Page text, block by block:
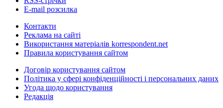
E-mail розсилка
Контакти
Реклама на сайті
Використання матеріалів korrespondent.net
Правила користування сайтом
Договір користування сайтом
Політика у сфері конфіденційності і персональних даних
Угода щодо користування
Редакція